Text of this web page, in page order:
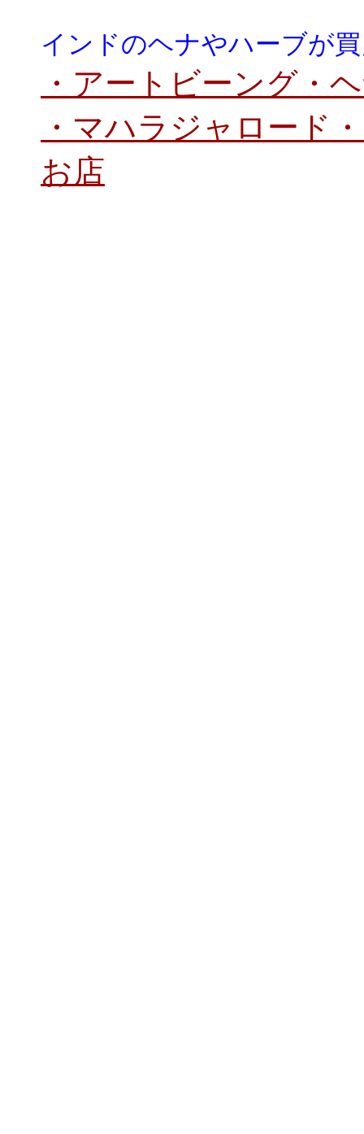
インドのヘナやハーブが
・アートビーング・
・マハラジャロード
お店